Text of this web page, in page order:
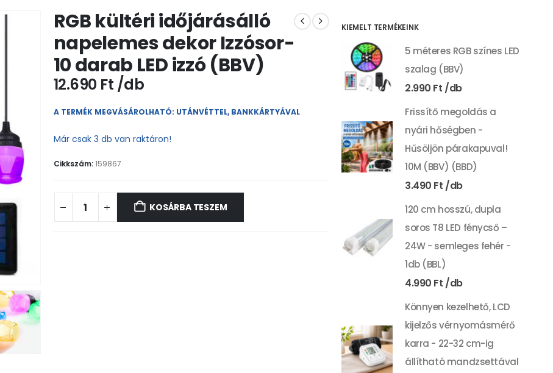
RGB kültéri időjárásálló
napelemes dekor Izzósor-
10 darab LED izzó (BBV)
12.690 Ft
A TERMÉK MEGVÁSÁROLHATÓ: UTÁNVÉTTEL, BANKKÁRTYÁVAL
Már csak 3 db van raktáron!
Cikkszám:159867
KOSÁRBA TESZEM
KIEMELT TERMÉKEINK
5 méteres RGB színes LED
szalag (BBV)
2.990 Ft
Frissítő megoldás a
nyári hőségben -
Hűsöljön párakapuval!
10M (BBV) (BBD)
3.490 Ft
120 cm hosszú, dupla
soros T8 LED fénycső –
24W - semleges fehér -
1db (BBL)
4.990 Ft
Könnyen kezelhető, LCD
kijelzős vérnyomásmérő
karra - 22-32 cm-ig
állítható mandzsettával